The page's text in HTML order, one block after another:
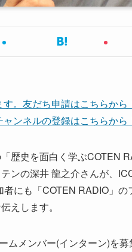
。友だち申請はこちらから
ンネルの登録はこちらから
歴史を面白く学ぶCOTEN
ンの深井 龍之介さんが、
にも「COTEN RADIO」
えします。
メンバー(インターン)を